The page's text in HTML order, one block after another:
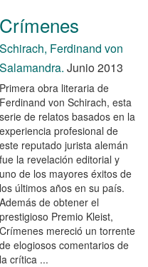
Crímenes
Schirach, Ferdinand von
Salamandra. Junio 2013
Primera obra literaria de
Ferdinand von Schirach, esta
serie de relatos basados en la
experiencia profesional de
este reputado jurista alemán
fue la revelación editorial y
uno de los mayores éxitos de
los últimos años en su país.
Además de obtener el
prestigioso Premio Kleist,
Crímenes mereció un torrente
de elogiosos comentarios de
la crítica ...